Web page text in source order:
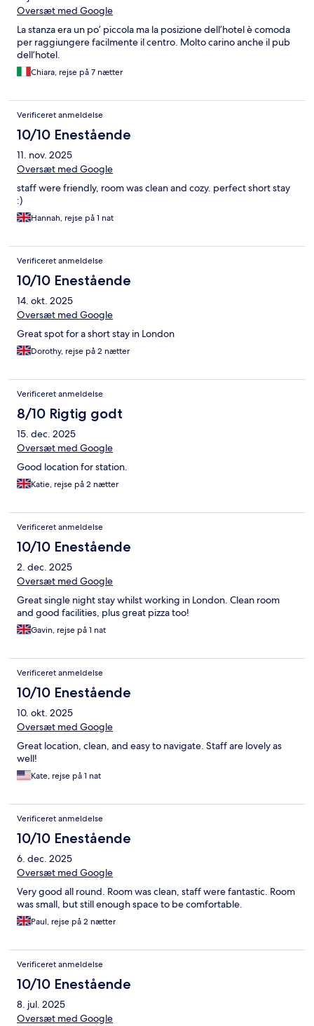
Oversæt med Google
La stanza era un po’ piccola ma la posizione dell’hotel è comoda
per raggiungere facilmente il centro. Molto carino anche il pub
dell’hotel.
Chiara, rejse på 7 nætter
Verificeret anmeldelse
10/10 Enestående
11. nov. 2025
Oversæt med Google
staff were friendly, room was clean and cozy. perfect short stay
:)
Hannah, rejse på 1 nat
Verificeret anmeldelse
10/10 Enestående
14. okt. 2025
Oversæt med Google
Great spot for a short stay in London
Dorothy, rejse på 2 nætter
Verificeret anmeldelse
8/10 Rigtig godt
15. dec. 2025
Oversæt med Google
Good location for station.
Katie, rejse på 2 nætter
Verificeret anmeldelse
10/10 Enestående
2. dec. 2025
Oversæt med Google
Great single night stay whilst working in London. Clean room
and good facilities, plus great pizza too!
Gavin, rejse på 1 nat
Verificeret anmeldelse
10/10 Enestående
10. okt. 2025
Oversæt med Google
Great location, clean, and easy to navigate. Staff are lovely as
well!
Kate, rejse på 1 nat
Verificeret anmeldelse
10/10 Enestående
6. dec. 2025
Oversæt med Google
Very good all round. Room was clean, staff were fantastic. Room
was small, but still enough space to be comfortable.
Paul, rejse på 2 nætter
Verificeret anmeldelse
10/10 Enestående
8. jul. 2025
Oversæt med Google